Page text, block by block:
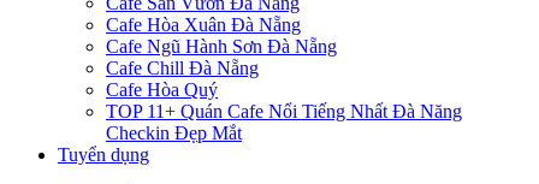
Cafe Hòa Xuân Đà Nẵng
Cafe Ngũ Hành Sơn Đà Nẵng
Cafe Chill Đà Nẵng
Cafe Hòa Quý
TOP 11+ Quán Cafe Nổi Tiếng Nhất Đà Năng
Checkin Đẹp Mắt
Tuyển dụng